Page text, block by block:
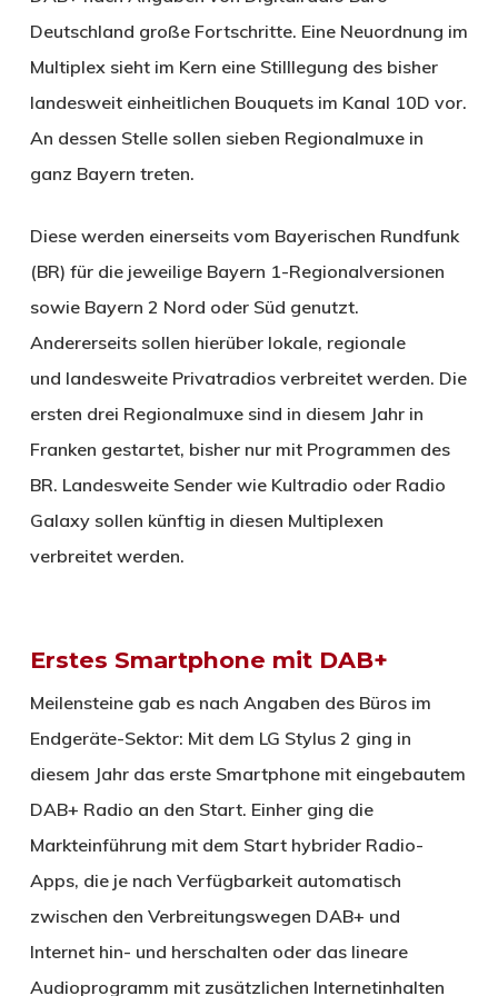
Deutschland große Fortschritte. Eine Neuordnung im
Multiplex sieht im Kern eine Stilllegung des bisher
landesweit einheitlichen Bouquets im Kanal 10D vor.
An dessen Stelle sollen sieben Regionalmuxe in
ganz Bayern treten.
Diese werden einerseits vom Bayerischen Rundfunk
(BR) für die jeweilige Bayern 1-Regionalversionen
sowie Bayern 2 Nord oder Süd genutzt.
Andererseits sollen hierüber lokale, regionale
und landesweite Privatradios verbreitet werden. Die
ersten drei Regionalmuxe sind in diesem Jahr in
Franken gestartet, bisher nur mit Programmen des
BR. Landesweite Sender wie Kultradio oder Radio
Galaxy sollen künftig in diesen Multiplexen
verbreitet werden.
Erstes Smartphone mit DAB+
Meilensteine gab es nach Angaben des Büros im
Endgeräte-Sektor: Mit dem LG Stylus 2 ging in
diesem Jahr das erste Smartphone mit eingebautem
DAB+ Radio an den Start. Einher ging die
Markteinführung mit dem Start hybrider Radio-
Apps, die je nach Verfügbarkeit automatisch
zwischen den Verbreitungswegen DAB+ und
Internet hin- und herschalten oder das lineare
Audioprogramm mit zusätzlichen Internetinhalten